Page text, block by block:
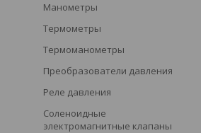
Манометры
Термометры
Термоманометры
Преобразователи давления
Реле давления
Соленоидные
электромагнитные клапаны